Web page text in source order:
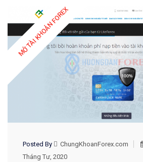
MỞ TÀI KHOẢN FOREX
Posted By ChungKhoanForex.com
Tháng Tư, 2020